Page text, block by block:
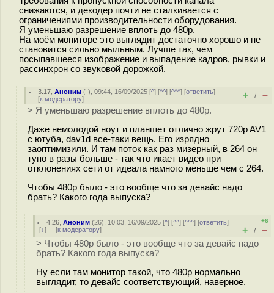
снижаются, и декодер почти не сталкивается с
ограничениями производительности оборудования.
Я уменьшаю разрешение вплоть до 480p.
На моём мониторе это выглядит достаточно хорошо и не
становится сильно мыльным. Лучше так, чем
посыпавшееся изображение и выпадение кадров, рывки и
рассинхрон со звуковой дорожкой.
3.17 ,Аноним (-), 09:44, 16/09/2025 [^] [^^] [^^^] [ответить]
[к модератору] + / –
> Я уменьшаю разрешение вплоть до 480p.
Даже немолодой ноут и планшет отлично жрут 720p AV1
с ютуба, dav1d все-таки вещь. Его изрядно
заоптимизили. И там поток как раз мизерный, в 264 он
тупо в разы больше - так что икает видео при
отклонениях сети от идеала намного меньше чем с 264.
Чтобы 480p было - это вообще что за девайс надо
брать? Какого года выпуска?
4.26 ,Аноним (26), 10:03, 16/09/2025 [^] [^^] [^^^] [ответить]
[↓] [к модератору]
+6
+ / –
> Чтобы 480p было - это вообще что за девайс надо
брать? Какого года выпуска?
Ну если там монитор такой, что 480p нормально
выглядит, то девайс соответствующий, наверное.